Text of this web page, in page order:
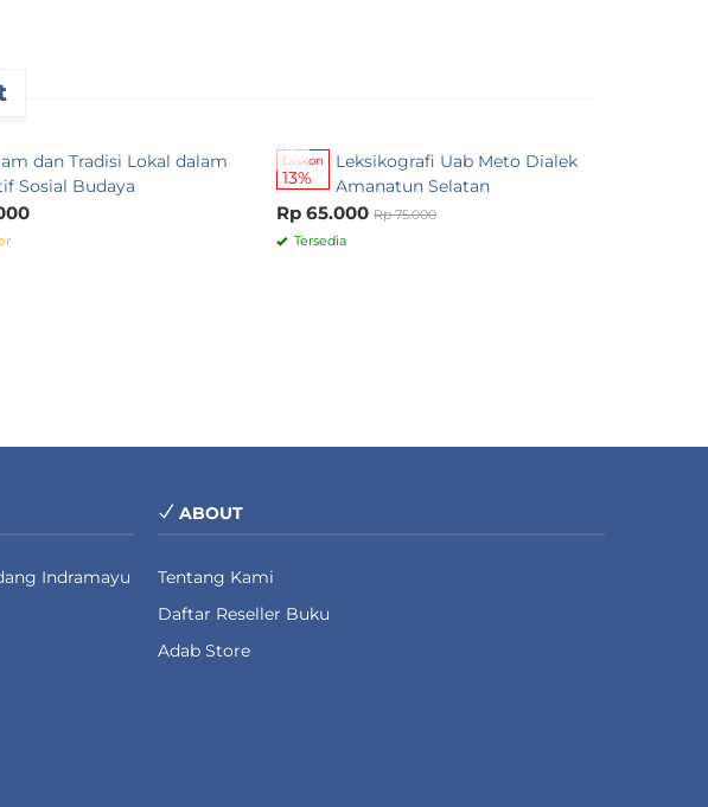
dan Tradisi Lokal dalam
Sosial Budaya
Diskon
13%
Leksikografi Uab Meto Dialek
Amanatun Selatan
Rp 65.000 Rp 75.000
Tersedia
Indramayu
ABOUT
Tentang Kami
Daftar Reseller Buku
Adab Store